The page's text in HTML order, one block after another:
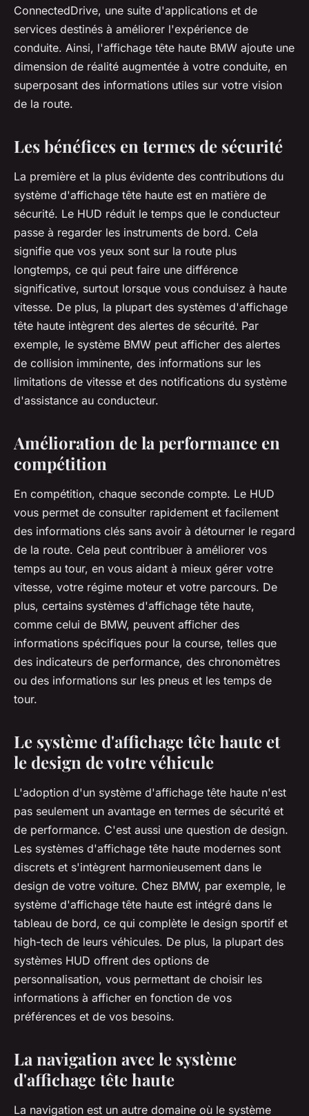
ConnectedDrive, une suite d'applications et de
services destinés à améliorer l'expérience de
conduite. Ainsi, l'affichage tête haute BMW ajoute une
dimension de réalité augmentée à votre conduite, en
superposant des informations utiles sur votre vision
de la route.
Les bénéfices en termes de sécurité
La première et la plus évidente des contributions du
système d'affichage tête haute est en matière de
sécurité. Le HUD réduit le temps que le conducteur
passe à regarder les instruments de bord. Cela
signifie que vos yeux sont sur la route plus
longtemps, ce qui peut faire une différence
significative, surtout lorsque vous conduisez à haute
vitesse. De plus, la plupart des systèmes d'affichage
tête haute intègrent des alertes de sécurité. Par
exemple, le système BMW peut afficher des alertes
de collision imminente, des informations sur les
limitations de vitesse et des notifications du système
d'assistance au conducteur.
Amélioration de la performance en
compétition
En compétition, chaque seconde compte. Le HUD
vous permet de consulter rapidement et facilement
des informations clés sans avoir à détourner le regard
de la route. Cela peut contribuer à améliorer vos
temps au tour, en vous aidant à mieux gérer votre
vitesse, votre régime moteur et votre parcours. De
plus, certains systèmes d'affichage tête haute,
comme celui de BMW, peuvent afficher des
informations spécifiques pour la course, telles que
des indicateurs de performance, des chronomètres
ou des informations sur les pneus et les temps de
tour.
Le système d'affichage tête haute et
le design de votre véhicule
L'adoption d'un système d'affichage tête haute n'est
pas seulement un avantage en termes de sécurité et
de performance. C'est aussi une question de design.
Les systèmes d'affichage tête haute modernes sont
discrets et s'intègrent harmonieusement dans le
design de votre voiture. Chez BMW, par exemple, le
système d'affichage tête haute est intégré dans le
tableau de bord, ce qui complète le design sportif et
high-tech de leurs véhicules. De plus, la plupart des
systèmes HUD offrent des options de
personnalisation, vous permettant de choisir les
informations à afficher en fonction de vos
préférences et de vos besoins.
La navigation avec le système
d'affichage tête haute
La navigation est un autre domaine où le système